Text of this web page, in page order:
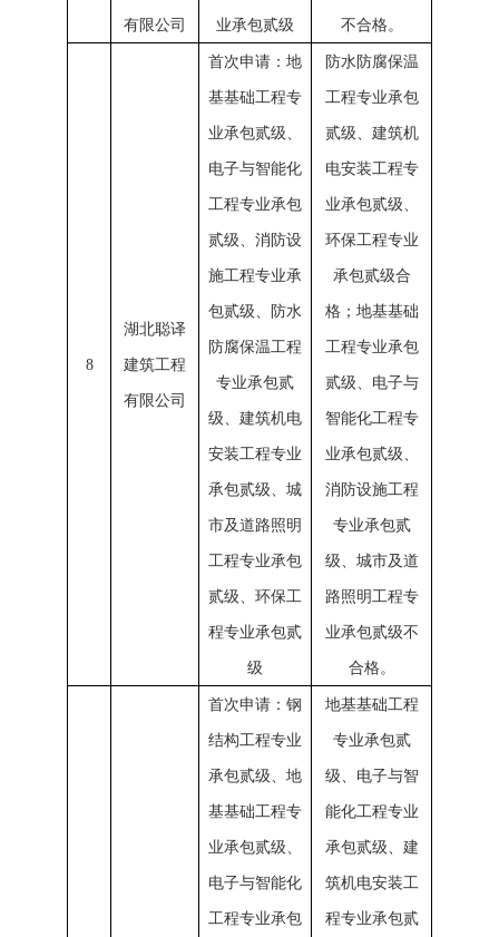
有限公司 业承包贰级 不合格。
8
湖北聪译
建筑工程
有限公司
首次申请：地
基基础工程专
业承包贰级、
电子与智能化
工程专业承包
贰级、消防设
施工程专业承
包贰级、防水
防腐保温工程
专业承包贰
级、建筑机电
安装工程专业
承包贰级、城
市及道路照明
工程专业承包
贰级、环保工
程专业承包贰
级
防水防腐保温
工程专业承包
贰级、建筑机
电安装工程专
业承包贰级、
环保工程专业
承包贰级合
格；地基基础
工程专业承包
贰级、电子与
智能化工程专
业承包贰级、
消防设施工程
专业承包贰
级、城市及道
路照明工程专
业承包贰级不
合格。
首次申请：钢
结构工程专业
承包贰级、地
基基础工程专
业承包贰级、
电子与智能化
工程专业承包
地基基础工程
专业承包贰
级、电子与智
能化工程专业
承包贰级、建
筑机电安装工
程专业承包贰